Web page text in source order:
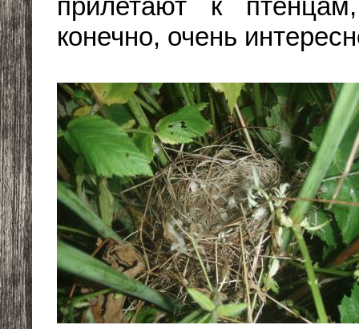
прилетают к
конечно, очень